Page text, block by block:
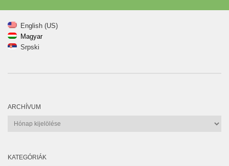
English (US)
Magyar
Srpski
ARCHÍVUM
Archívum
KATEGÓRIÁK